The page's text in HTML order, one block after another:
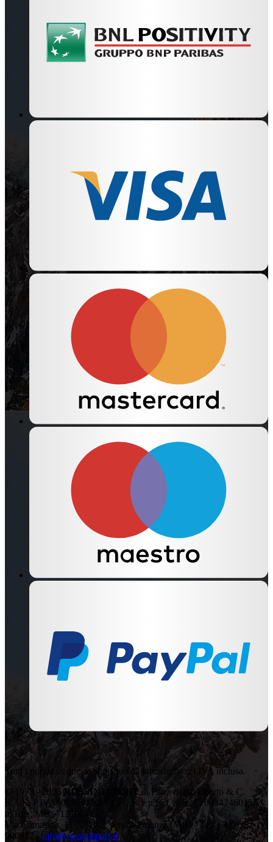
Tutti i prezzi su questo sito sono da intendersi con IVA inclusa.
© 1978 - 2026ROSSINI SPORT di Parravicini Alberto & C.
S.A.S. P.IVA: 00899350961 - C.F. e n.iscr. al R. I.: 08242460155 -
n. Rea: MB – 1210641
Via Comasina, 11 - 20843 Verano Brianza (MB) - Tel: +39 0362
900912 - info@rossinisport.it